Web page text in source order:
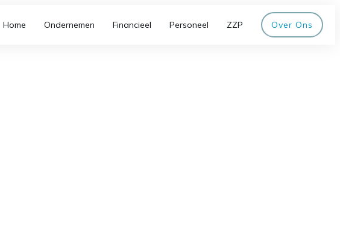
Home Ondernemen Financieel Personeel ZZP Over Ons